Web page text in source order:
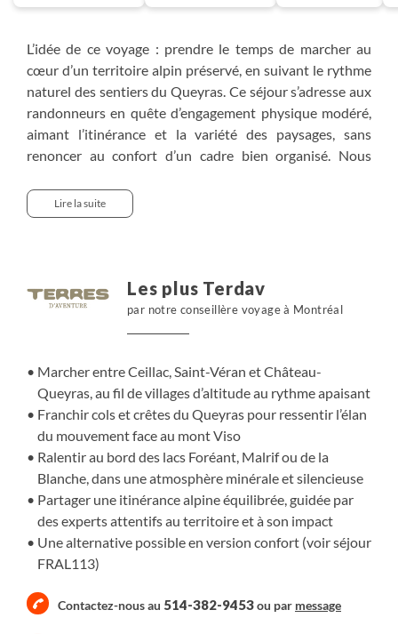
L’idée de ce voyage : prendre le temps de marcher au
cœur d’un territoire alpin préservé, en suivant le rythme
naturel des sentiers du Queyras. Ce séjour s’adresse aux
randonneurs en quête d’engagement physique modéré,
aimant l’itinérance et la variété des paysages, sans
renoncer au confort d’un cadre bien organisé. Nous
Véran ou Château-Queyras, avant de gagner les crêtes
de Peyra Plata et le col de Chamoussière. Là-haut, la
ralentir près des lacs de la Blanche, Foréant ou Malrif.
Une semaine pour respirer, s’élancer et se reconnecter à
Lire la suite
Les plus Terdav
par notre conseillère voyage à Montréal
Marcher entre Ceillac, Saint-Véran et Château-
Queyras, au fil de villages d’altitude au rythme apaisant
Franchir cols et crêtes du Queyras pour ressentir l’élan
du mouvement face au mont Viso
Ralentir au bord des lacs Foréant, Malrif ou de la
Blanche, dans une atmosphère minérale et silencieuse
Partager une itinérance alpine équilibrée, guidée par
des experts attentifs au territoire et à son impact
Une alternative possible en version confort (voir séjour
FRAL113)
Contactez-nous au 514-382-9453ou par message